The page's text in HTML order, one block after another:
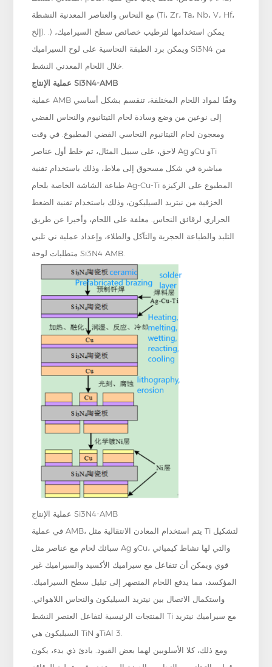
مع النحاس والعناصر المعدنية النشطة (Ti، Zr، Ta، Nb، V، Hf،
إلخ). .) يمكن استخدامها لترطيب خصائص سطح السيراميك،
ويمكن برد الطبقة النحاسية على لوح السيراميك Si3N4 من
عملية الإنتاج Si3N4-AMB
عملية AMB وفقًا لمواد اللحام المختلفة، تنقسم بشكل أساسي
إلى نوعين من وضع وسادة لحام التيتانيوم والنحاس الفضي
ومعجون لحام التيتانيوم النحاسي الفضي المطبوع. في وقت
لاحق، على سبيل المثال، تم خلط أول عناصر Ag وCu وTi
مباشرة في شكل مسحوق إلى ملاط، وذلك باستخدام تقنية
طباعة الشاشة الخاصة بلحام Ag-Cu-Ti المطبوع على الركيزة
الخزفية من نيتريد السيليكون، وذلك باستخدام تقنية الضغط
الحراري لرقائق النحاس. مغلفة على اللحام، وأخيرا عن طريق
التلبد والطباعة الحجرية والتآكل والطلاء، وإعداد عملية ني تلبي
متطلبات لوحة Si3N4 AMB.
عملية الإنتاج Si3N4-AMB
في عملية AMB، يتم استخدام المعادن الانتقالية مثل Ti لتشكيل
سبائك لحام مع عناصر مثل Ag وCu، والتي لها نشاط كيميائي
قوي ويمكن أن تتفاعل مع سيراميك الأكسيد والسيراميك غير
المؤكسد، مما يدفع اللحام المنصهر إلى تبليل سطح السيراميك.
واستكمال الاتصال بين نيتريد السيليكون والنحاس اللاهوائي.
المنتجات الرئيسية لتفاعل العنصر النشط Ti مع سيراميك نيتريد
السيليكون هي TiN وTiAl 3.
ومع ذلك، كلا الأسلوبين لهما بعض القيود. بادئ ذي بدء، يكون